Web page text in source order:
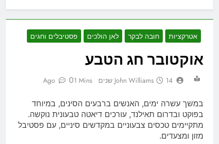
אטרקציות חובה לבקר לאן הולכים פסטיבלים וחגים
אוקטובר חג הטבע
John Williams 14 שנים Ago 01 Mins
במשך עשרה ימים, האנשים ברבעים הסינים, במיוחד
בפוקט ובדרום תאילנד, עורכים דיאטה טבעונית נוקשה.
מתקיימים טכסים צבעוניים במקדשים סיניים, עם פסטיבל
מזון ומצעדים.